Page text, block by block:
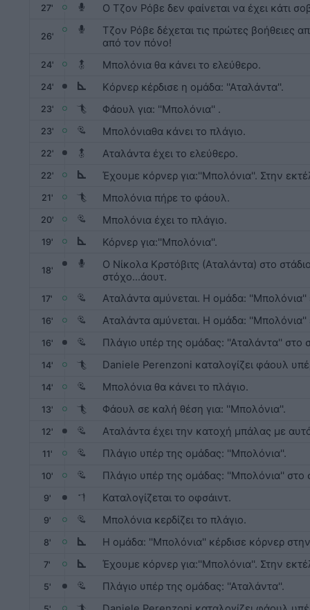
27' Ο Τζον Ρόβε δεν φαίνεται να έχει κάτι
26'
Τζον Ρόβε δέχεται τις πρώτες βοήθειες
από τον πόνο!
24' Μπολόνια θα κάνει το ελεύθερο.
24' Kόρνερ κέρδισε η ομάδα: ''Αταλάντα''.
23' Φάουλ για: ''Μπολόνια'' .
23' Μπολόνιαθα κάνει το πλάγιο.
22' Αταλάντα έχει το ελεύθερο.
22' Έχουμε κόρνερ για:''Μπολόνια''. Στην
21' Μπολόνια πήρε το φάουλ.
20' Μπολόνια έχει το πλάγιο.
19' Κόρνερ για:''Μπολόνια''.
18'
Ο Νίκολα Κρστόβιτς (Αταλάντα) στο
στόχο...άουτ.
17' Αταλάντα αμύνεται. Η ομάδα: ''Μπολόνια''
16' Αταλάντα αμύνεται. Η ομάδα: ''Μπολόνια''
16' Πλάγιο υπέρ της ομάδας: ''Αταλάντα'' στο
14' Daniele Perenzoni καταλογίζει φάουλ
14' Μπολόνια θα κάνει το πλάγιο.
13' Φάουλ σε καλή θέση για: ''Μπολόνια''.
12' Αταλάντα έχει την κατοχή μπάλας με
11' Πλάγιο υπέρ της ομάδας: ''Μπολόνια''.
10' Πλάγιο υπέρ της ομάδας: ''Μπολόνια'' στο
9' Καταλογίζεται το οφσάιντ.
9' Μπολόνια κερδίζει το πλάγιο.
8' H ομάδα: ''Μπολόνια'' κέρδισε κόρνερ
7' Έχουμε κόρνερ για:''Μπολόνια''. Στην
5' Πλάγιο υπέρ της ομάδας: ''Αταλάντα''.